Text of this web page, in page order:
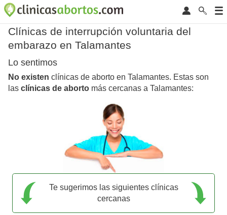
Clínicas de interrupción voluntaria del
embarazo en Talamantes
Lo sentimos
No existen clínicas de aborto en Talamantes. Estas son
las clínicas de aborto más cercanas a Talamantes:
Te sugerimos las siguientes clínicas
cercanas